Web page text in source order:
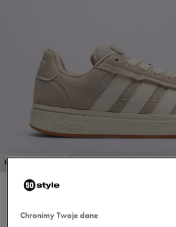
PROMO: DO -30%
ADIDAS GC ALPHA SK8
Chronimy Twoje dane